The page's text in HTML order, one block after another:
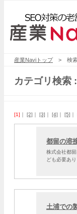
産業Naviトップ> 検
カテゴリ検索
[1] ｜ [2] ｜ [3] ｜ [4] ｜ [5] ｜
都留の溶
株式会社都
ども必要あり
土浦での